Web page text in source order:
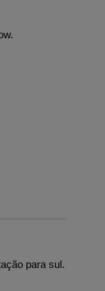
para sul.